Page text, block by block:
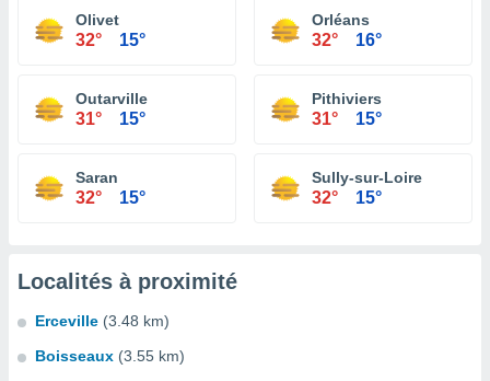
Olivet
32° 15°
Orléans
32° 16°
Outarville
31° 15°
Pithiviers
31° 15°
Saran
32° 15°
Sully-sur-Loire
32° 15°
Localités à proximité
Erceville (3.48 km)
Boisseaux (3.55 km)